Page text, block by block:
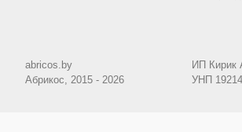
abricos.by
Абрикос, 2015 - 2026
ИП Кирик
УНП